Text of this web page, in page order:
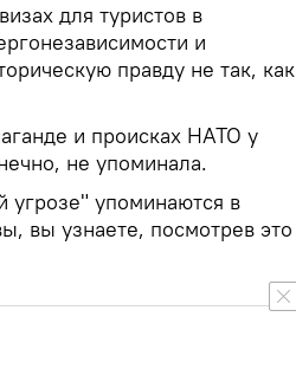
для туристов в
и
правду не так, как
и происках НАТО у
не упоминала.
упоминаются в
вы узнаете, посмотрев это